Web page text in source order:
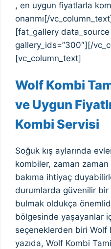
, en uygun fiyatlarla
onarımı[/
[fat_gallery data_source
gallery_ids=”300″][/
[vc_column_text]
Wolf Kombi
ve Uygun
Kombi Servisi
Soğuk kış aylarında
kombiler, zaman zaman
bakıma ihtiyaç
durumlarda güvenilir bir
bulmak oldukça
bölgesinde yaşayanlar
seçeneklerden biri Wolf
yazıda, Wolf Kombi